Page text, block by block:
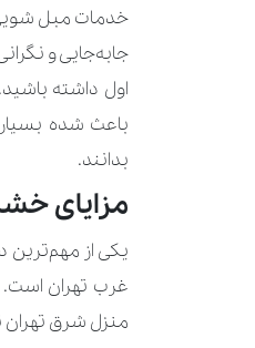
خدمات مبل شویی
جابه‌جایی و
اول داشته
باعث شده
بدانند.
مزایای
یکی از مهم‌ترین
غرب تهران
منزل شرق تهران